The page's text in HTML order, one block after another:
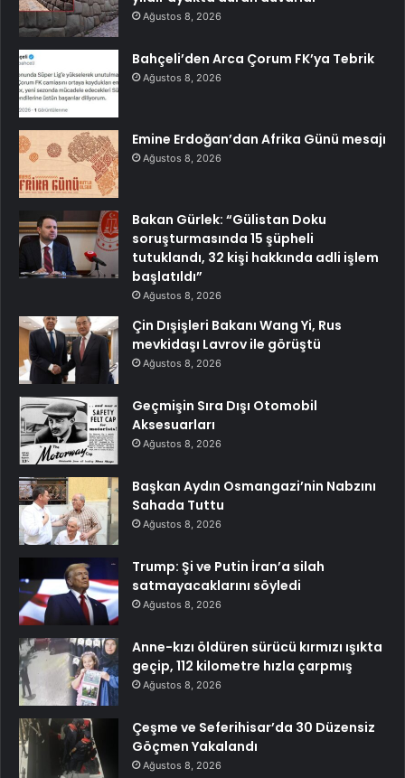
Ağustos 8, 2026
Bahçeli’den Arca Çorum FK’ya Tebrik
Ağustos 8, 2026
Emine Erdoğan’dan Afrika Günü mesajı
Ağustos 8, 2026
Bakan Gürlek: “Gülistan Doku
soruşturmasında 15 şüpheli
tutuklandı, 32 kişi hakkında adli işlem
başlatıldı”
Ağustos 8, 2026
Çin Dışişleri Bakanı Wang Yi, Rus
mevkidaşı Lavrov ile görüştü
Ağustos 8, 2026
Geçmişin Sıra Dışı Otomobil
Aksesuarları
Ağustos 8, 2026
Başkan Aydın Osmangazi’nin Nabzını
Sahada Tuttu
Ağustos 8, 2026
Trump: Şi ve Putin İran’a silah
satmayacaklarını söyledi
Ağustos 8, 2026
Anne-kızı öldüren sürücü kırmızı ışıkta
geçip, 112 kilometre hızla çarpmış
Ağustos 8, 2026
Çeşme ve Seferihisar’da 30 Düzensiz
Göçmen Yakalandı
Ağustos 8, 2026